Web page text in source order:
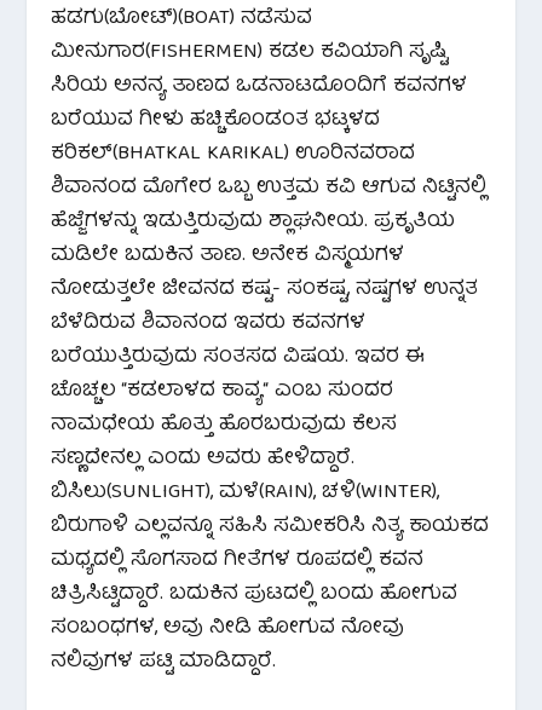
ಹಡಗು(ಬೋಟ್)(BOAT) ನಡೆಸುವ
ಮೀನುಗಾರ(FISHERMEN) ಕಡಲ ಕವಿಯಾಗಿ ಸೃಷ್ಟಿ
ಸಿರಿಯ ಅನನ್ಯ ತಾಣದ ಒಡನಾಟದೊಂದಿಗೆ ಕವನಗಳ
ಬರೆಯುವ ಗೀಳು ಹಚ್ಚಿಕೊಂಡಂತ ಭಟ್ಕಳದ
ಕರಿಕಲ್(BHATKAL KARIKAL) ಊರಿನವರಾದ
ಶಿವಾನಂದ ಮೊಗೇರ ಒಬ್ಬ ಉತ್ತಮ ಕವಿ ಆಗುವ ನಿಟ್ಟಿನಲ್ಲಿ
ಹೆಜ್ಜೆಗಳನ್ನು ಇಡುತ್ತಿರುವುದು ಶ್ಲಾಘನೀಯ. ಪ್ರಕೃತಿಯ
ಮಡಿಲೇ ಬದುಕಿನ ತಾಣ. ಅನೇಕ ವಿಸ್ಮಯಗಳ
ನೋಡುತ್ತಲೇ ಜೀವನದ ಕಷ್ಟ- ಸಂಕಷ್ಟ, ನಷ್ಟಗಳ ಉನ್ನತ
ಬೆಳೆದಿರುವ ಶಿವಾನಂದ ಇವರು ಕವನಗಳ
ಬರೆಯುತ್ತಿರುವುದು ಸಂತಸದ ವಿಷಯ. ಇವರ ಈ
ಚೊಚ್ಚಲ “ಕಡಲಾಳದ ಕಾವ್ಯ“ ಎಂಬ ಸುಂದರ
ನಾಮಧೇಯ ಹೊತ್ತು ಹೊರಬರುವುದು ಕೆಲಸ
ಸಣ್ಣದೇನಲ್ಲ ಎಂದು ಅವರು ಹೇಳಿದ್ದಾರೆ.
ಬಿಸಿಲು(SUNLIGHT), ಮಳೆ(RAIN), ಚಳಿ(WINTER),
ಬಿರುಗಾಳಿ ಎಲ್ಲವನ್ನೂ ಸಹಿಸಿ ಸಮೀಕರಿಸಿ ನಿತ್ಯ ಕಾಯಕದ
ಮಧ್ಯದಲ್ಲಿ ಸೊಗಸಾದ ಗೀತೆಗಳ ರೂಪದಲ್ಲಿ ಕವನ
ಚಿತ್ರಿಸಿಟ್ಟಿದ್ದಾರೆ. ಬದುಕಿನ ಪುಟದಲ್ಲಿ ಬಂದು ಹೋಗುವ
ಸಂಬಂಧಗಳ, ಅವು ನೀಡಿ ಹೋಗುವ ನೋವು
ನಲಿವುಗಳ ಪಟ್ಟಿ ಮಾಡಿದ್ದಾರೆ.